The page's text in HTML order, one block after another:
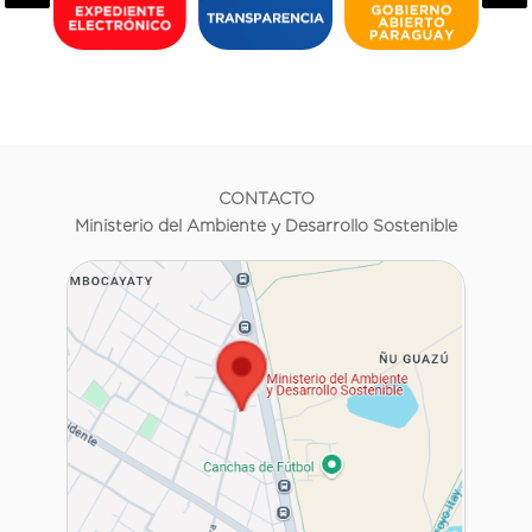
CONTACTO
Ministerio del Ambiente y Desarrollo Sostenible